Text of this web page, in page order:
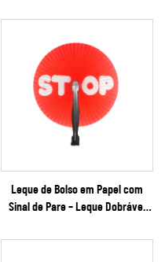
Leque de Bolso em Papel com
Sinal de Pare – Leque Dobrável
para Campanhas de Segurança no